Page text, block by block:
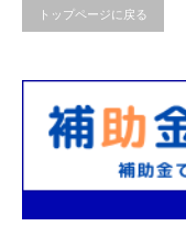
トップページに戻る